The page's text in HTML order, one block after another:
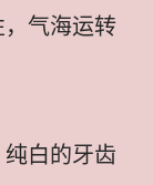
气海运转
白的牙齿